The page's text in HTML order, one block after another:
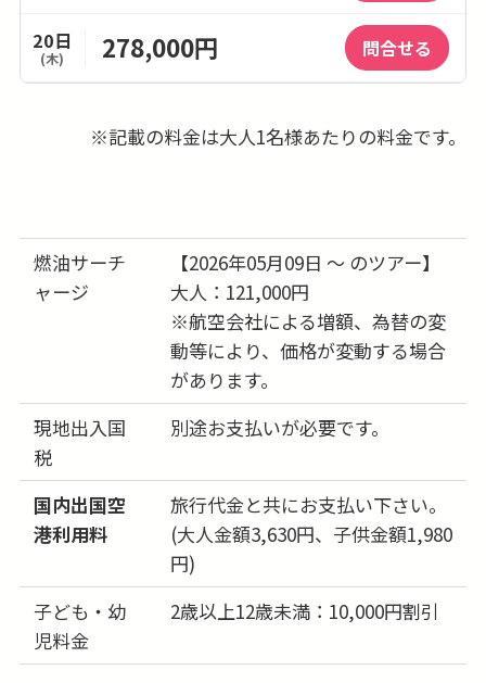
20日
(木) 278,000円 問合せる
23日
(日) 278,000円 問合せる
278,000円 問合せる
(火) 278,000円
26日
(水)
27日
(木) 278,000円 問合せる
28日
(金) 278,000円 問合せる
29日 278,000円 問合せる
※記載の料金は大人1名様あたりの料金です。
燃油サーチ
ャージ
【2026年05月09日 ～ のツアー】
大人：121,000円
※航空会社による増額、為替の変
動等により、価格が変動する場合
があります。
現地出入国
税
別途お支払いが必要です。
国内出国空
港利用料
旅行代金と共にお支払い下さい。
(大人金額3,630円、子供金額1,980
円)
子ども・幼
児料金
2歳以上12歳未満：10,000円割引